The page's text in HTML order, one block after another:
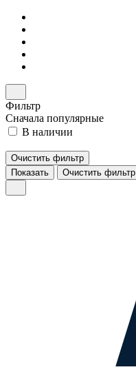
Фильтр
Сначала популярные
В наличии
Очистить фильтр
Показать
Очистить фильтр